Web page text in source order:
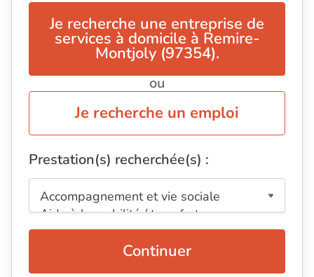
Je recherche une entreprise de
services à domicile à Remire-
Montjoly (97354).
ou
Je recherche un emploi
Prestation(s) recherchée(s) :
Continuer